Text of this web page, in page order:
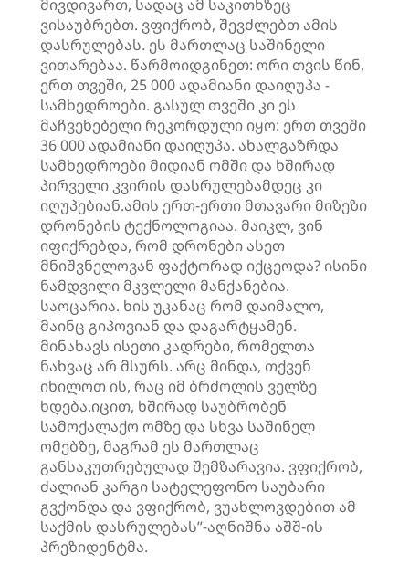
მივდივართ, სადაც ამ საკითხზეც
ვისაუბრებთ. ვფიქრობ, შევძლებთ ამის
დასრულებას. ეს მართლაც საშინელი
ვითარებაა. წარმოიდგინეთ: ორი თვის წინ,
ერთ თვეში, 25 000 ადამიანი დაიღუპა -
სამხედროები. გასულ თვეში კი ეს
მაჩვენებელი რეკორდული იყო: ერთ თვეში
36 000 ადამიანი დაიღუპა. ახალგაზრდა
სამხედროები მიდიან ომში და ხშირად
პირველი კვირის დასრულებამდეც კი
იღუპებიან.ამის ერთ-ერთი მთავარი მიზეზი
დრონების ტექნოლოგიაა. მაიკლ, ვინ
იფიქრებდა, რომ დრონები ასეთ
მნიშვნელოვან ფაქტორად იქცეოდა? ისინი
ნამდვილი მკვლელი მანქანებია.
საოცარია. ხის უკანაც რომ დაიმალო,
მაინც გიპოვიან და დაგარტყამენ.
მინახავს ისეთი კადრები, რომელთა
ნახვაც არ მსურს. არც მინდა, თქვენ
იხილოთ ის, რაც იმ ბრძოლის ველზე
ხდება.იცით, ხშირად საუბრობენ
სამოქალაქო ომზე და სხვა საშინელ
ომებზე, მაგრამ ეს მართლაც
განსაკუთრებულად შემზარავია. ვფიქრობ,
ძალიან კარგი სატელეფონო საუბარი
გვქონდა და ვფიქრობ, ვუახლოვდებით ამ
საქმის დასრულებას”-აღნიშნა აშშ-ის
პრეზიდენტმა.